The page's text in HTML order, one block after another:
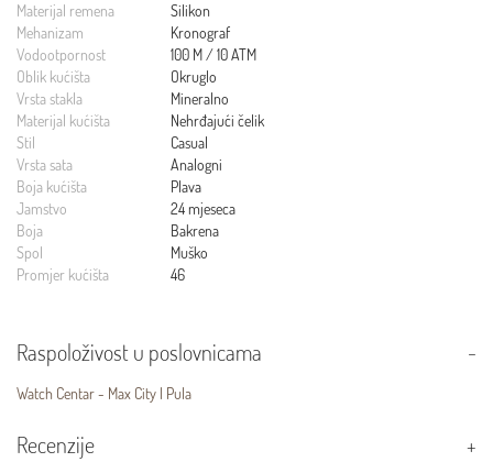
Materijal remena
Silikon
Mehanizam
Kronograf
Vodootpornost
100 M / 10 ATM
Oblik kućišta
Okruglo
Vrsta stakla
Mineralno
Materijal kućišta
Nehrđajući čelik
Stil
Casual
Vrsta sata
Analogni
Boja kućišta
Plava
Jamstvo
24 mjeseca
Boja
Bakrena
Spol
Muško
Promjer kućišta
46
Raspoloživost u poslovnicama
Watch Centar - Max City | Pula
Recenzije